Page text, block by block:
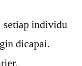
setiap individu
dicapai.